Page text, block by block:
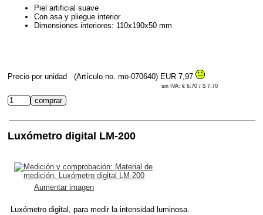
Piel artificial suave
Con asa y pliegue interior
Dimensiones interiores: 110x190x50 mm
Precio por unidad (Artículo no. mo-070640) EUR 7,97
sin IVA: € 6.70 / $ 7.70
Luxómetro digital LM-200
Aumentar imagen
Luxómetro digital, para medir la intensidad luminosa.